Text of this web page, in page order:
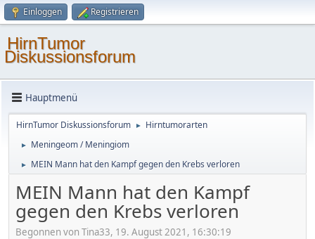
Einloggen Registrieren
HirnTumor
Diskussionsforum
Hauptmenü
HirnTumor Diskussionsforum ► Hirntumorarten
► Meningeom / Meningiom
► MEIN Mann hat den Kampf gegen den Krebs verloren
MEIN Mann hat den Kampf
gegen den Krebs verloren
Begonnen von Tina33, 19. August 2021, 16:30:19